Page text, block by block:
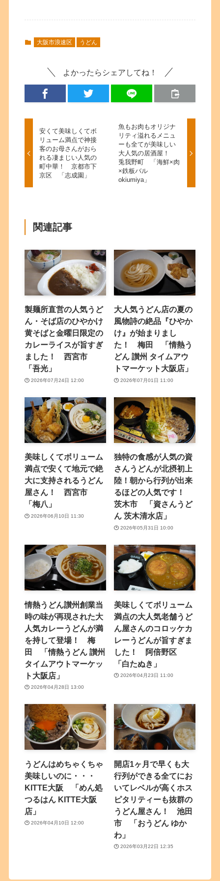
大阪市浪速区 うどん
よかったらシェアしてね！
安くて美味しくてボ
リューム満点で神接
客のお母さんがおら
れる凄まじい人気の
町中華！ 京都市下
京区 「志成園」
魚もお肉もオリジナ
リティ溢れるメニュ
ーも全てが美味しい
大人気の居酒屋！
兎我野町 「海鮮×肉
×鉄板バル
okiumiya」
関連記事
製麺所直営の人気うど
ん・そば店のひやかけ
黄そばと金曜日限定の
カレーライスが旨すぎ
ました！ 西宮市
「吾光」
2026年07月24日 12:00
大人気うどん店の夏の
風物詩の絶品『ひやか
け』が始まりまし
た！ 梅田 「情熱う
どん 讃州 タイムアウ
トマーケット大阪店」
2026年07月01日 11:00
美味しくてボリューム
満点で安くて地元で絶
大に支持されるうどん
屋さん！ 西宮市
「梅八」
2026年06月10日 11:30
独特の食感が人気の資
さんうどんが北摂初上
陸！朝から行列が出来
るほどの人気です！
茨木市 「資さんうど
ん 茨木清水店」
2026年05月31日 10:00
情熱うどん讃州創業当
時の味が再現された大
人気カレーうどんが満
を持して登場！ 梅
田 「情熱うどん 讃州
タイムアウトマーケッ
ト大阪店」
2026年04月28日 13:00
美味しくてボリューム
満点の大人気老舗うど
ん屋さんのコロッケカ
レーうどんが旨すぎま
した！ 阿倍野区
「白たぬき」
2026年04月23日 11:00
うどんはめちゃくちゃ
美味しいのに・・・
KITTE大阪 「めん処
つるはん KITTE大阪
店」
2026年04月10日 12:00
開店1ヶ月で早くも大
行列ができる全てにお
いてレベルが高くホス
ピタリティーも抜群の
うどん屋さん！ 池田
市 「おうどん ゆか
わ」
2026年03月22日 12:35